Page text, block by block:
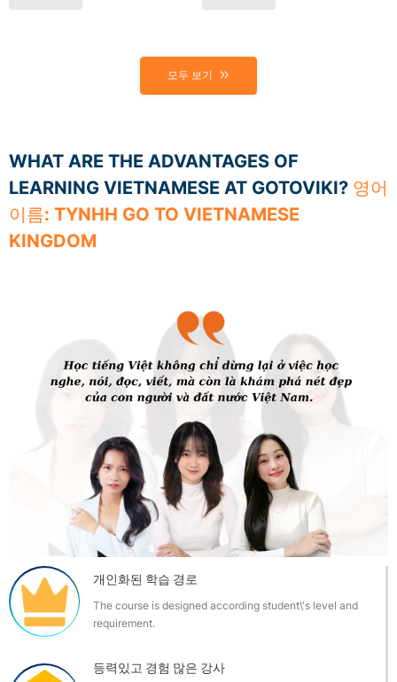
모두 보기
WHAT ARE THE ADVANTAGES OF
LEARNING VIETNAMESE AT GOTOVIKI? 영어
이름: TYNHH GO TO VIETNAMESE
KINGDOM
개인화된 학습 경로
The course is designed according student\'s level and
requirement.
등력있고 경험 많은 강사